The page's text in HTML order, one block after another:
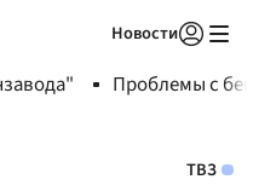
Новости
Проблемы с
ТВЗ